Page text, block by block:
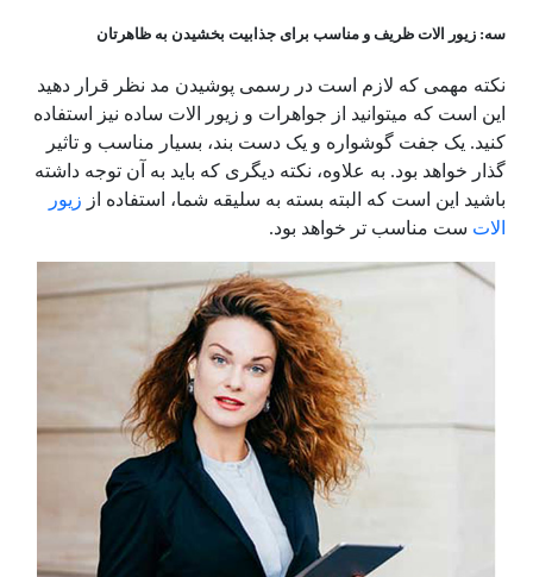
سه: زیور الات ظریف و مناسب برای جذابیت بخشیدن به ظاهرتان
نکته مهمی که لازم است در رسمی پوشیدن مد نظر قرار دهید
این است که میتوانید از جواهرات و زیور الات ساده نیز استفاده
کنید. یک جفت گوشواره و یک دست بند، بسیار مناسب و تاثیر
گذار خواهد بود. به علاوه، نکته دیگری که باید به آن توجه داشته
باشید این است که البته بسته به سلیقه شما، استفاده از زیور
الات ست مناسب تر خواهد بود.